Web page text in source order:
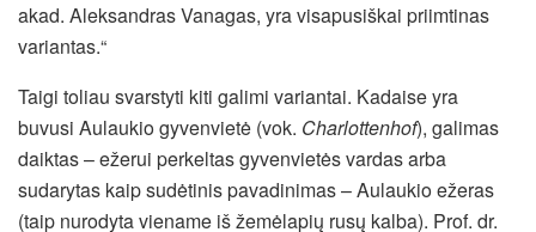
akad. Aleksandras Vanagas, yra visapusiškai priimtinas
variantas.“
Taigi toliau svarstyti kiti galimi variantai. Kadaise yra
buvusi Aulaukio gyvenvietė (vok. Charlottenhof), galimas
daiktas – ežerui perkeltas gyvenvietės vardas arba
sudarytas kaip sudėtinis pavadinimas – Aulaukio ežeras
(taip nurodyta viename iš žemėlapių rusų kalba). Prof. dr.